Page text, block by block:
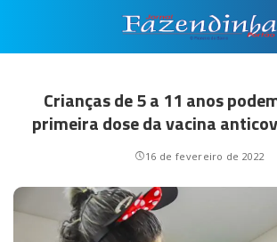
Crianças de 5 a 11 anos
primeira dose da vacina
16 de fevereiro de 2022